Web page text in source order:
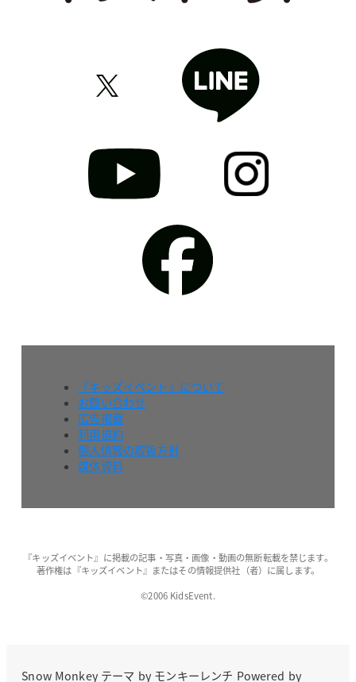
『キッズイベント』について
お問い合わせ
広告掲載
利用規約
個人情報の取扱方針
媒体資料
『キッズイベント』に掲載の記事・写真・画像・動画の無断転載を禁じます。
著作権は『キッズイベント』またはその情報提供社（者）に属します。
©2006 KidsEvent.
Snow Monkeyテーマ by モンキーレンチ Powered by